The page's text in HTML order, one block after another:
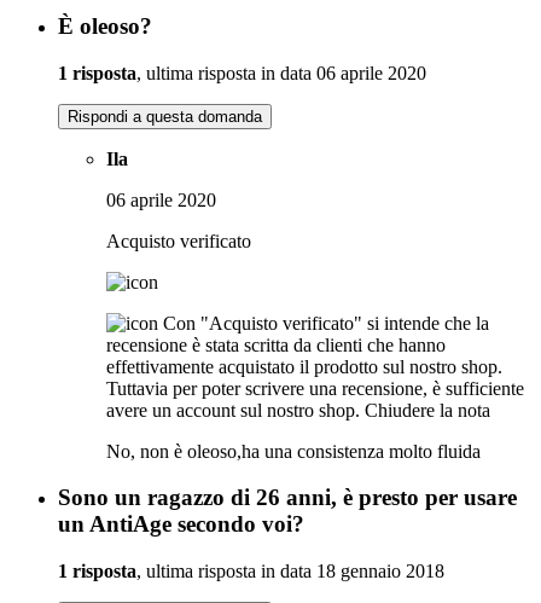
È oleoso?
1 risposta, ultima risposta in data 06 aprile 2020
Rispondi a questa domanda
Ila
06 aprile 2020
Acquisto verificato
Con "Acquisto verificato" si intende che la
recensione è stata scritta da clienti che hanno
effettivamente acquistato il prodotto sul nostro shop.
Tuttavia per poter scrivere una recensione, è sufficiente
avere un account sul nostro shop. Chiudere la nota
No, non è oleoso,ha una consistenza molto fluida
Sono un ragazzo di 26 anni, è presto per usare
un AntiAge secondo voi?
1 risposta, ultima risposta in data 18 gennaio 2018